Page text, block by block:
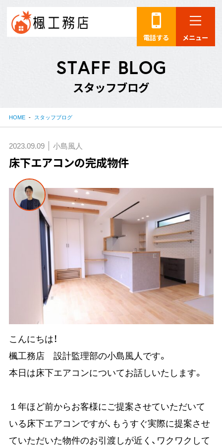
電話する メニュー
STAFF BLOG
スタッフブログ
HOME スタッフブログ
2023.09.09 小島風人
床下エアコンの完成物件
こんにちは！
楓工務店 設計監理部の小島風人です。
本日は床下エアコンについてお話しいたします。
１年ほど前からお客様にご提案させていただいて
いる床下エアコンですが、もうすぐ実際に提案させ
ていただいた物件のお引渡しが近く、ワクワクして